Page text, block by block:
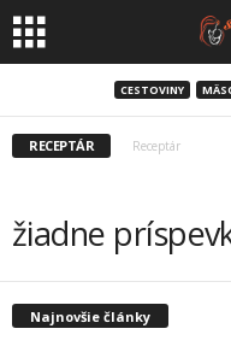
CESTOVINY
RECEPTÁR Receptár
žiadne
Najnovšie články